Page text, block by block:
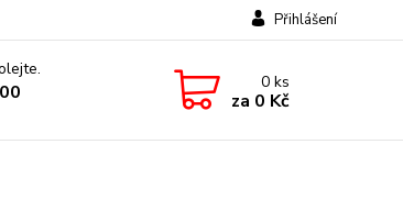
Přihlášení
0ks
za 0 Kč